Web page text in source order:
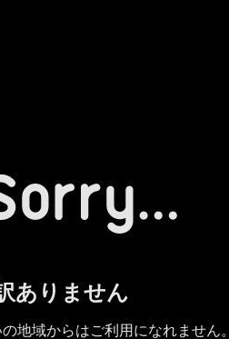
ありません
地域からはご利用になれません。